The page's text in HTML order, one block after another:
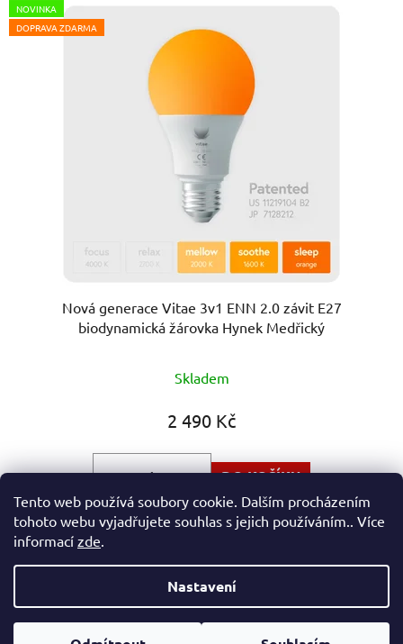
Tento web používá soubory cookie. Dalším procházením
tohoto webu vyjadřujete souhlas s jejich používáním.. Více
informací zde.
Nastavení
NOVINKA
DOPRAVA ZDARMA
Nová generace Vitae 3v1 ENN 2.0 závit E27
biodynamická žárovka Hynek Medřický
hodnocení
produktu
5,0
5
hvězdiček.
Skladem
2 490 Kč
DO KOŠÍKU
Tři unikátní světla v jedné žárovce: Oranžový krok bez
Vytvořil Shoptet